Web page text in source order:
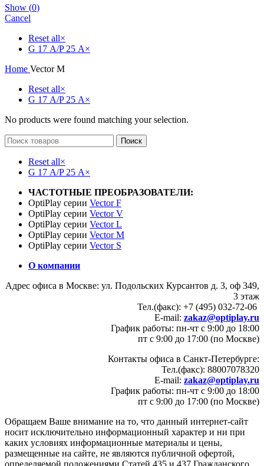
Show (0)
Cancel
Reset all×
G 17 А/P 25 А×
Home Vector M
Reset all×
G 17 А/P 25 А×
No products were found matching your selection.
Поиск
Reset all×
G 17 А/P 25 А×
ЧАСТОТНЫЕ ПРЕОБРАЗОВАТЕЛИ:
OptiPlay серии Vector F
OptiPlay серии Vector V
OptiPlay серии Vector L
OptiPlay серии Vector M
OptiPlay серии Vector S
О компании
Адрес офиса в Москве: ул. Подольских Курсантов д. 3, оф 349,
3 этаж
Тел.(факс): +7 (495) 032-72-06
E-mail: zakaz@optiplay.ru
График работы: пн-чт с 9:00 до 18:00
пт с 9:00 до 17:00 (по Москве)
Контакты офиса в Санкт-Петербурге:
Тел.(факс): 88007078320
E-mail: zakaz@optiplay.ru
График работы: пн-чт с 9:00 до 18:00
пт с 9:00 до 17:00 (по Москве)
Обращаем Ваше внимание на то, что данный интернет-сайт
носит исключительно информационный характер и ни при
каких условиях информационные материалы и цены,
размещенные на сайте, не являются публичной офертой,
определяемой положениями Статей 435 и 437 Гражданского